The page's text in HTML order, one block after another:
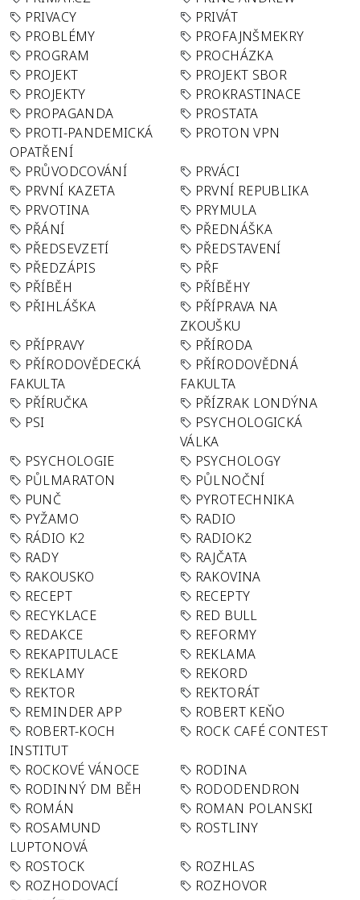
PRIVACY
PRIVÁT
PROBLÉMY
PROFAJNŠMEKRY
PROGRAM
PROCHÁZKA
PROJEKT
PROJEKT SBOR
PROJEKTY
PROKRASTINACE
PROPAGANDA
PROSTATA
PROTI-PANDEMICKÁ
OPATŘENÍ
PROTON VPN
PRŮVODCOVÁNÍ
PRVÁCI
PRVNÍ KAZETA
PRVNÍ REPUBLIKA
PRVOTINA
PRYMULA
PŘÁNÍ
PŘEDNÁŠKA
PŘEDSEVZETÍ
PŘEDSTAVENÍ
PŘEDZÁPIS
PŘF
PŘÍBĚH
PŘÍBĚHY
PŘIHLÁŠKA
PŘÍPRAVA NA
ZKOUŠKU
PŘÍPRAVY
PŘÍRODA
PŘÍRODOVĚDECKÁ
FAKULTA
PŘÍRODOVĚDNÁ
FAKULTA
PŘÍRUČKA
PŘÍZRAK LONDÝNA
PSI
PSYCHOLOGICKÁ
VÁLKA
PSYCHOLOGIE
PSYCHOLOGY
PŮLMARATON
PŮLNOČNÍ
PUNČ
PYROTECHNIKA
PYŽAMO
RADIO
RÁDIO K2
RADIOK2
RADY
RAJČATA
RAKOUSKO
RAKOVINA
RECEPT
RECEPTY
RECYKLACE
RED BULL
REDAKCE
REFORMY
REKAPITULACE
REKLAMA
REKLAMY
REKORD
REKTOR
REKTORÁT
REMINDER APP
ROBERT KEŇO
ROBERT-KOCH
INSTITUT
ROCK CAFÉ CONTEST
ROCKOVÉ VÁNOCE
RODINA
RODINNÝ DM BĚH
RODODENDRON
ROMÁN
ROMAN POLANSKI
ROSAMUND
LUPTONOVÁ
ROSTLINY
ROSTOCK
ROZHLAS
ROZHODOVACÍ
ROZHOVOR